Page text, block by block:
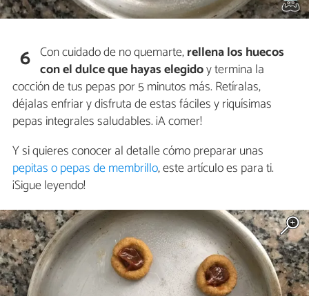
6 Con cuidado de no quemarte,rellena los huecos
con el dulce que hayas elegidoy termina la
cocción de tus pepas por 5 minutos más. Retíralas,
déjalas enfriar y disfruta de estas fáciles y riquísimas
pepas integrales saludables. ¡A comer!
Y si quieres conocer al detalle cómo preparar unas
pepitas o pepas de membrillo, este artículo es para ti.
¡Sigue leyendo!